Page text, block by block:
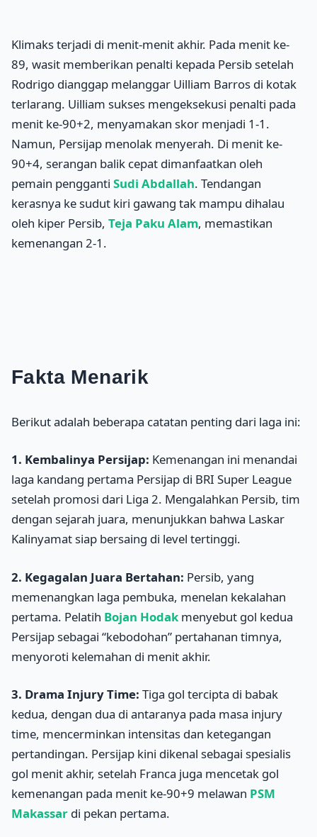
Klimaks terjadi di menit-menit akhir. Pada menit ke-
89, wasit memberikan penalti kepada Persib setelah
Rodrigo dianggap melanggar Uilliam Barros di kotak
terlarang. Uilliam sukses mengeksekusi penalti pada
menit ke-90+2, menyamakan skor menjadi 1-1.
Namun, Persijap menolak menyerah. Di menit ke-
90+4, serangan balik cepat dimanfaatkan oleh
pemain pengganti Sudi Abdallah. Tendangan
kerasnya ke sudut kiri gawang tak mampu dihalau
oleh kiper Persib, Teja Paku Alam, memastikan
kemenangan 2-1.
Fakta Menarik
Berikut adalah beberapa catatan penting dari laga ini:
1. Kembalinya Persijap: Kemenangan ini menandai
laga kandang pertama Persijap di BRI Super League
setelah promosi dari Liga 2. Mengalahkan Persib, tim
dengan sejarah juara, menunjukkan bahwa Laskar
Kalinyamat siap bersaing di level tertinggi.
2. Kegagalan Juara Bertahan: Persib, yang
memenangkan laga pembuka, menelan kekalahan
pertama. Pelatih Bojan Hodak menyebut gol kedua
Persijap sebagai “kebodohan” pertahanan timnya,
menyoroti kelemahan di menit akhir.
3. Drama Injury Time: Tiga gol tercipta di babak
kedua, dengan dua di antaranya pada masa injury
time, mencerminkan intensitas dan ketegangan
pertandingan. Persijap kini dikenal sebagai spesialis
gol menit akhir, setelah Franca juga mencetak gol
kemenangan pada menit ke-90+9 melawan PSM
Makassar di pekan pertama.